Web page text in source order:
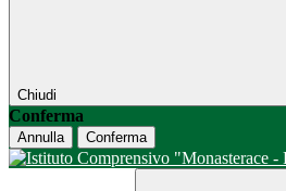
Chiudi
Conferma
Annulla Conferma